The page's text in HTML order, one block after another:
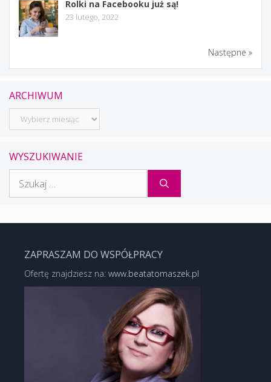
Rolki na Facebooku już są!
23 lutego, 2022
Następne »
ARCHIWUM
Archiwum
WYSZUKIWANIE
ZAPRASZAM DO WSPÓŁPRACY
Ofertę znajdziesz na: www.beatatomaszek.pl